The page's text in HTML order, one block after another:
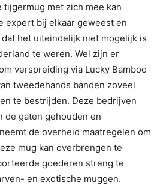
met zich mee kan
expert bij elkaar geweest en
het uiteindelijk niet mogelijk is
te weren. Wel zijn er
verspreiding via Lucky Bamboo
tweedehands banden zoveel
te bestrijden. Deze bedrijven
de gaten gehouden en
de overheid maatregelen om
mug kan overbrengen te
goederen streng te
en exotische muggen.